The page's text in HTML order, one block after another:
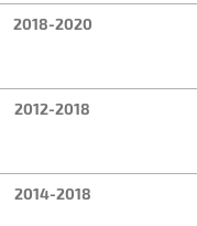
2018-2020
2012-2018
2014-2018